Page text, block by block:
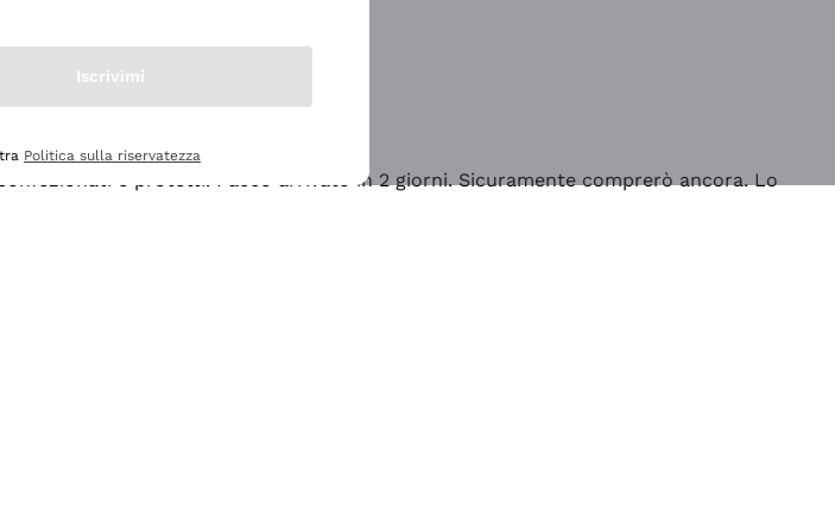
e protetti. Pacco arrivato in 2 giorni. Sicuramente comprerò ancora. Lo
Iscrivimi
Politica sulla riservatezza